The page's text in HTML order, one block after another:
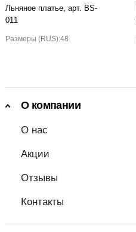
Льняное платье, арт. BS-
011
Размеры (RUS):48
О компании
О нас
Акции
Отзывы
Контакты